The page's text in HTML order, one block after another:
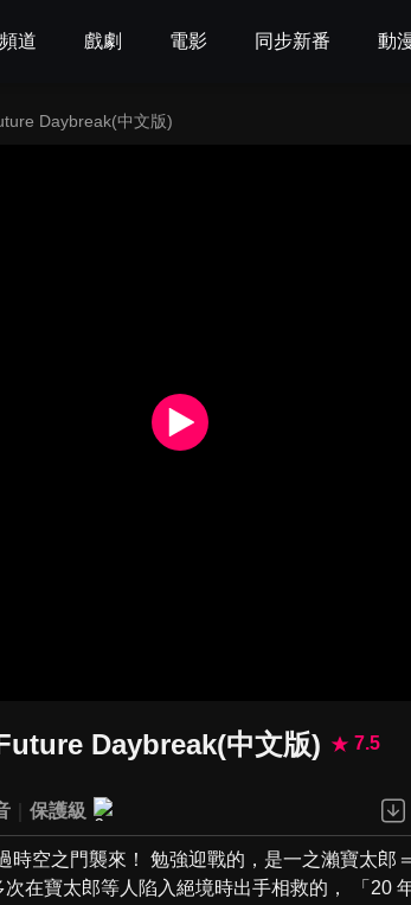
道 戲劇 電影 同步新番 動
Daybreak(中文版)
Daybreak(中文版) 7.5
保護級
時空之門襲來！ 勉強迎戰的，是一之瀨寶太郎
在寶太郎等人陷入絕境時出手相救的， 「20